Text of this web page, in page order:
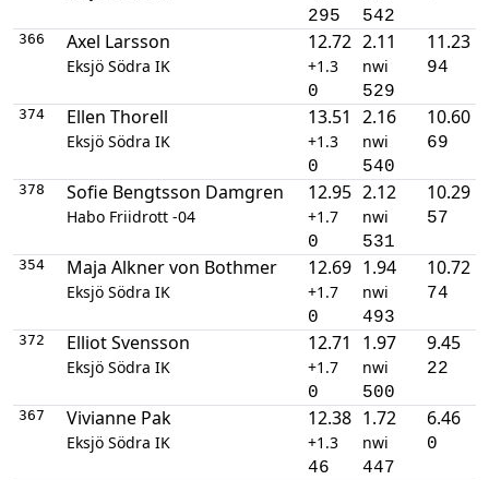
295 542
366 Axel Larsson
Eksjö Södra IK
12.72
+1.3
0
2.11
nwi
529
11.23
94
374 Ellen Thorell
Eksjö Södra IK
13.51
+1.3
0
2.16
nwi
540
10.60
69
378 Sofie Bengtsson Damgren
Habo Friidrott -04
12.95
+1.7
0
2.12
nwi
531
10.29
57
354 Maja Alkner von Bothmer
Eksjö Södra IK
12.69
+1.7
0
1.94
nwi
493
10.72
74
372 Elliot Svensson
Eksjö Södra IK
12.71
+1.7
0
1.97
nwi
500
9.45
22
367 Vivianne Pak
Eksjö Södra IK
12.38
+1.3
46
1.72
nwi
447
6.46
0